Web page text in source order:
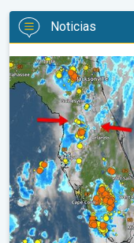
Noticias
Así se forman los